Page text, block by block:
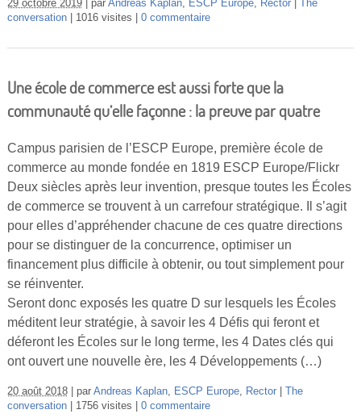
29 octobre 2019 par Andreas Kaplan, ESCP Europe, Rector
The
conversation
1016 visites 0 commentaire
Une école de commerce est aussi forte que la
communauté qu’elle façonne : la preuve par quatre
Campus parisien de l’ESCP Europe, première école de
commerce au monde fondée en 1819 ESCP Europe/Flickr
Deux siècles après leur invention, presque toutes les Écoles
de commerce se trouvent à un carrefour stratégique. Il s’agit
pour elles d’appréhender chacune de ces quatre directions
pour se distinguer de la concurrence, optimiser un
financement plus difficile à obtenir, ou tout simplement pour
se réinventer.
Seront donc exposés les quatre D sur lesquels les Écoles
méditent leur stratégie, à savoir les 4 Défis qui feront et
déferont les Écoles sur le long terme, les 4 Dates clés qui
ont ouvert une nouvelle ère, les 4 Développements (…)
20 août 2018 par Andreas Kaplan, ESCP Europe, Rector
The
conversation
1756 visites 0 commentaire